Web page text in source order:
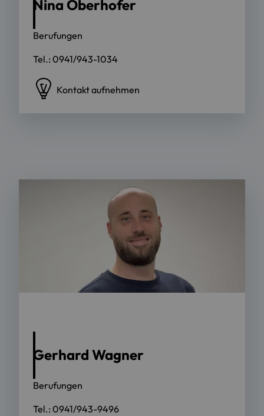
Nina Oberhofer
Berufungen
Tel.: 0941/943-1034
Kontakt aufnehmen
Gerhard Wagner
Berufungen
Tel.: 0941/943-9496